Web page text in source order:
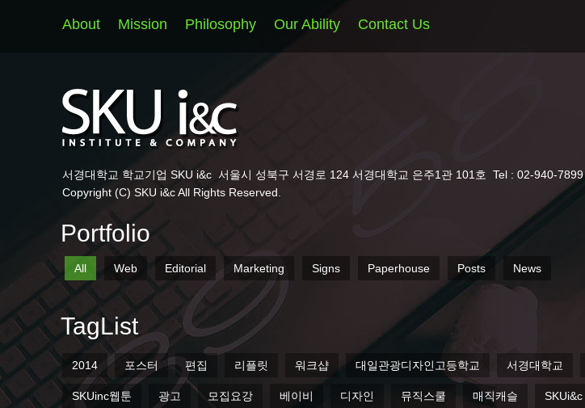
About Mission Philosophy Our Ability Contact Us
서경대학교 학교기업 SKU i&c 서울시 성북구 서경로 124 서경대학교 은주1관 101호 Tel : 02-940-7899
Copyright (C) SKU i&c All Rights Reserved.
Portfolio
All Web Editorial Marketing Signs Paperhouse Posts News
TagList
2014 포스터 편집 리플릿 워크샵 대일관광디자인고등학교 서경대학교
SKUinc웹툰 광고 모집요강 베이비 디자인 뮤직스쿨 매직캐슬 SKUi&c